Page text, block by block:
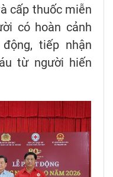
cấp thuốc miễn
có hoàn cảnh
tiếp nhận
từ người hiến